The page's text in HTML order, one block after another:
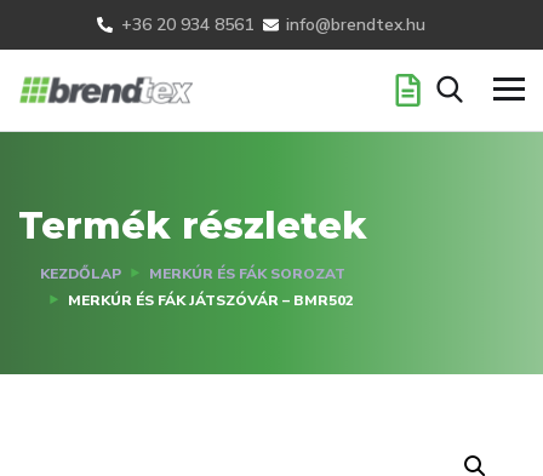
+36 20 934 8561 info@brendtex.hu
Termék részletek
KEZDŐLAP
MERKÚR ÉS FÁK SOROZAT
MERKÚR ÉS FÁK JÁTSZÓVÁR – BMR502